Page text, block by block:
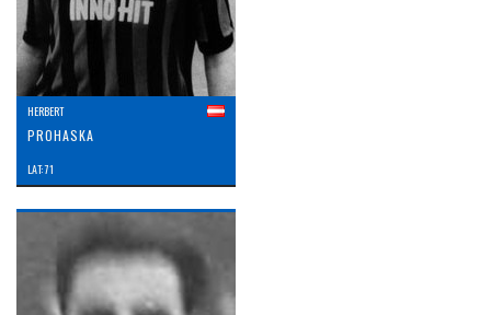
HERBERT
PROHASKA
LAT: 71